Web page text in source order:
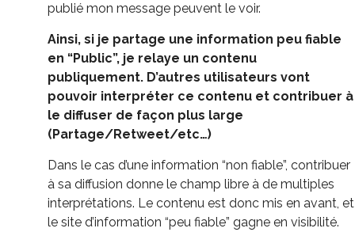
publié mon message peuvent le voir.
Ainsi, si je partage une information peu fiable
en “Public”, je relaye un contenu
publiquement. D’autres utilisateurs vont
pouvoir interpréter ce contenu et contribuer à
le diffuser de façon plus large
(Partage/Retweet/etc…)
Dans le cas d’une information “non fiable”, contribuer
à sa diffusion donne le champ libre à de multiples
interprétations. Le contenu est donc mis en avant, et
le site d’information “peu fiable” gagne en visibilité.